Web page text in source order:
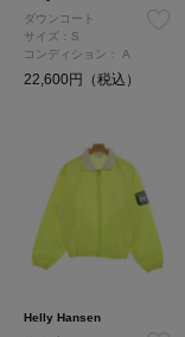
ダウンコート
サイズ：S
コンディション： A
22,600円（税込）
Helly Hansen